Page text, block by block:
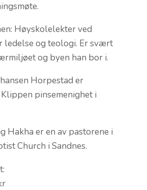
Høyskolelekter ved
ledelse og teologi. Er svært
og byen han bor i.
Horpestad er
pinsemenighet i
Hakha er en av pastorene i
Church i Sandnes.